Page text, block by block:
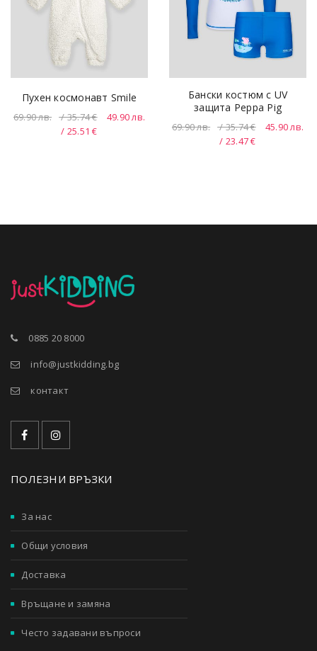
Пухен космонавт Smile
69.90лв. / 35.74 € 49.90лв.
/ 25.51 €
Бански костюм с UV
защита Peppa Pig
69.90лв. / 35.74 € 45.90лв.
/ 23.47 €
0885 20 8000
info@justkidding.bg
контакт
ПОЛЕЗНИ ВРЪЗКИ
За нас
Общи условия
Доставка
Връщане и замяна
Често задавани въпроси